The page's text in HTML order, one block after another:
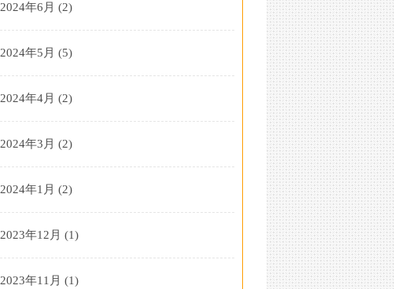
2024年6月 (2)
2024年5月 (5)
2024年4月 (2)
2024年3月 (2)
2024年1月 (2)
2023年12月 (1)
2023年11月 (1)